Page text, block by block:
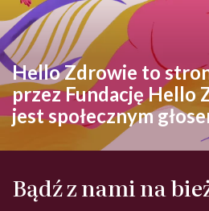
Hello Zdrowie to
przez Fundację Hello
jest społecznym
Bądź z nami na